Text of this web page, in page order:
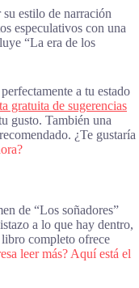
estilo de narración
especulativos con una
“La era de los
a tu estado
gratuita de sugerencias
gusto. También una
¿Te gustaría
de “Los soñadores”
a lo que hay dentro,
completo ofrece
leer más? Aquí está el